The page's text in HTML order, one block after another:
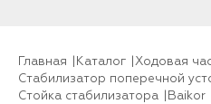
Главная Каталог Ходовая
Стабилизатор поперечной
Стойка стабилизатора
baikor